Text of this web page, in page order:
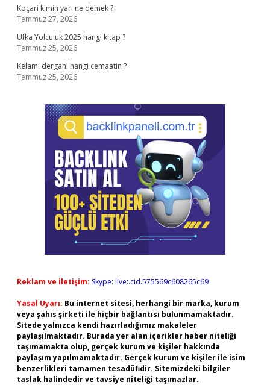
Koçari kimin yarı ne demek ?
Temmuz 27, 2026
Ufka Yolculuk 2025 hangi kitap ?
Temmuz 25, 2026
Kelami dergahı hangi cemaatin ?
Temmuz 25, 2026
Reklam ve İletişim: Skype: live:.cid.575569c608265c69
Yasal Uyarı: Bu internet sitesi, herhangi bir marka, kurum
veya şahıs şirketi ile hiçbir bağlantısı bulunmamaktadır.
Sitede yalnızca kendi hazırladığımız makaleler
paylaşılmaktadır. Burada yer alan içerikler haber niteliği
taşımamakta olup, gerçek kurum ve kişiler hakkında
paylaşım yapılmamaktadır. Gerçek kurum ve kişiler ile isim
benzerlikleri tamamen tesadüfidir. Sitemizdeki bilgiler
taslak halindedir ve tavsiye niteliği taşımazlar.